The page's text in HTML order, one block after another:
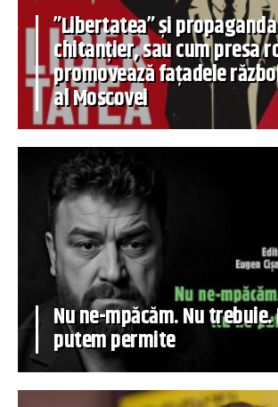
”Libertatea” și
chitanțier, sau cum presa
promovează fațadele
al Moscovei
Nu ne-mpăcăm. Nu trebuie.
putem permite